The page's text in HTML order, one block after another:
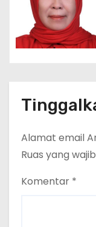
Alamat email
Ruas yang
Komentar *